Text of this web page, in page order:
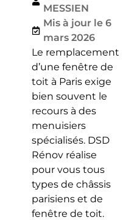
MESSIEN
Mis à jour le 6
mars 2026
Le remplacement
d’une fenêtre de
toit à Paris exige
bien souvent le
recours à des
menuisiers
spécialisés. DSD
Rénov réalise
pour vous tous
types de châssis
parisiens et de
fenêtre de toit.